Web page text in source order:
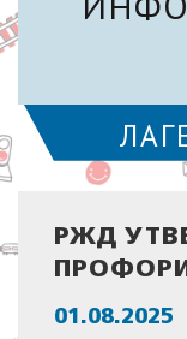
РЖД
01.08.2025